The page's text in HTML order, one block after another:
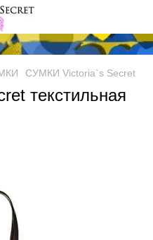
СУМКИ Victoria`s Secret
текстильная